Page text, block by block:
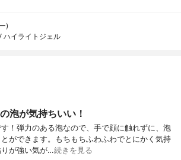
)
ハイライトジェル
泡が気持ちいい！
！弾力のある泡なので、手で顔に触れずに、泡
ができます。もちもちふわふわでとにかく気持
が強い気が…続きを見る